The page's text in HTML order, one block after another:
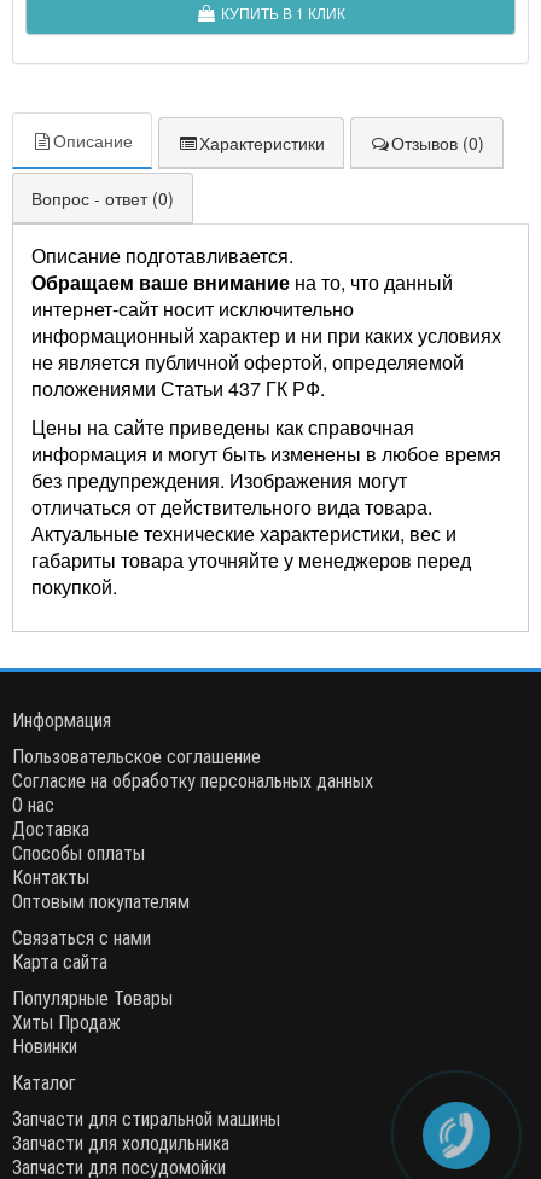
КУПИТЬ В 1 КЛИК
Описание Характеристики Отзывов (0)
Вопрос - ответ (0)
Описание подготавливается.
Обращаем ваше внимание на то, что данный
интернет-сайт носит исключительно
информационный характер и ни при каких условиях
не является публичной офертой, определяемой
положениями Статьи 437 ГК РФ.
Цены на сайте приведены как справочная
информация и могут быть изменены в любое время
без предупреждения. Изображения могут
отличаться от действительного вида товара.
Актуальные технические характеристики, вес и
габариты товара уточняйте у менеджеров перед
покупкой.
Информация
Пользовательское соглашение
Согласие на обработку персональных данных
О нас
Доставка
Способы оплаты
Контакты
Оптовым покупателям
Связаться с нами
Карта сайта
Популярные Товары
Хиты Продаж
Новинки
Каталог
Запчасти для стиральной машины
Запчасти для холодильника
Запчасти для посудомойки